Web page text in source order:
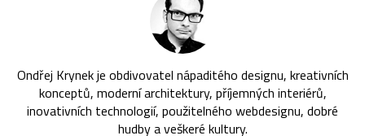
Ondřej Krynek je obdivovatel nápaditého designu, kreativních
konceptů, moderní architektury, příjemných interiérů,
inovativních technologií, použitelného webdesignu, dobré
hudby a veškeré kultury.